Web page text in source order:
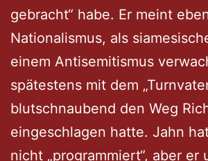
gebracht“ habe. Er meint
Nationalismus, als
einem Antisemitismus
spätestens mit dem
blutschnaubend den Weg
eingeschlagen hatte. Jahn
nicht „programmiert“, aber er